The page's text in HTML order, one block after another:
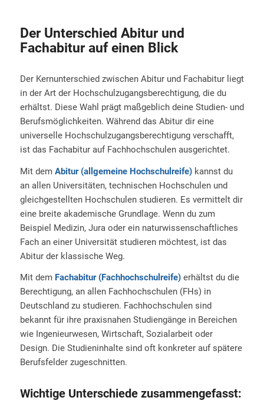
Der Unterschied Abitur und
Fachabitur auf einen Blick
Der Kernunterschied zwischen Abitur und Fachabitur liegt
in der Art der Hochschulzugangsberechtigung, die du
erhältst. Diese Wahl prägt maßgeblich deine Studien- und
Berufsmöglichkeiten. Während das Abitur dir eine
universelle Hochschulzugangsberechtigung verschafft,
ist das Fachabitur auf Fachhochschulen ausgerichtet.
Mit dem Abitur (allgemeine Hochschulreife)kannst du
an allen Universitäten, technischen Hochschulen und
gleichgestellten Hochschulen studieren. Es vermittelt dir
eine breite akademische Grundlage. Wenn du zum
Beispiel Medizin, Jura oder ein naturwissenschaftliches
Fach an einer Universität studieren möchtest, ist das
Abitur der klassische Weg.
Mit dem Fachabitur (Fachhochschulreife)erhältst du die
Berechtigung, an allen Fachhochschulen (FHs) in
Deutschland zu studieren. Fachhochschulen sind
bekannt für ihre praxisnahen Studiengänge in Bereichen
wie Ingenieurwesen, Wirtschaft, Sozialarbeit oder
Design. Die Studieninhalte sind oft konkreter auf spätere
Berufsfelder zugeschnitten.
Wichtige Unterschiede zusammengefasst: